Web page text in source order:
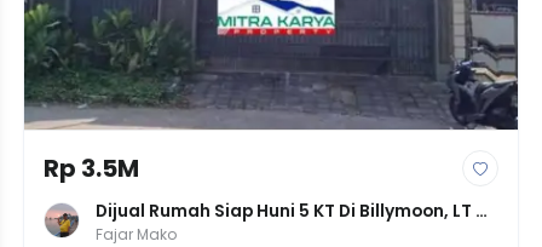
Rp 3.5M
Dijual Rumah Siap Huni 5 KT Di Billymoon, LT
300m² LB 400m² - SHM - Harga 3.5M
Fajar Mako